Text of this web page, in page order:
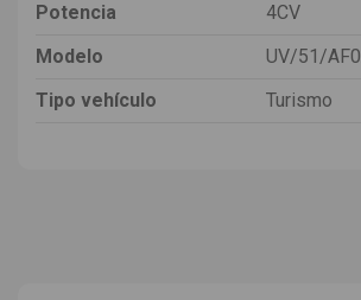
Potencia
4CV
Modelo
UV/51/
Tipo vehículo
Turismo